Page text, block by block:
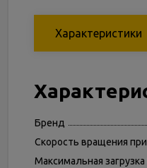
Характеристики
Бренд
Скорость вращения
Максимальная загрузка